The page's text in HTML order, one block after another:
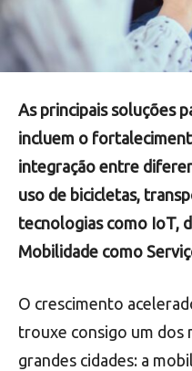
As principais soluções
incluem o
integração entre
uso de bicicletas,
tecnologias como IoT,
Mobilidade como
O crescimento
trouxe consigo um dos
grandes cidades: a